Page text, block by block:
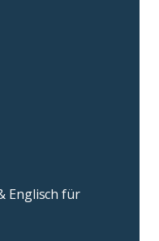
Englisch für